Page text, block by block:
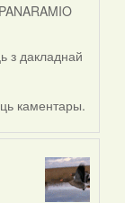
з дакладнай
каментары.